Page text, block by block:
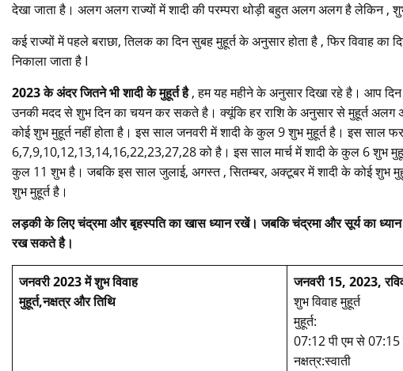
देखा जाता है। अलग अलग राज्यों में शादी की परम्परा थोड़ी बहुत अलग अलग है लेकिन ,
कई राज्यों में पहले बराछा, तिलक का दिन सुबह मुहूर्त के अनुसार होता है , फिर विवाह
निकाला जाता है I
2023 के अंदर जितने भी शादी के मुहूर्त है, हम यह महीने के अनुसार दिखा रहे है। आप
उनकी मदद से शुभ दिन का चयन कर सकते है। क्यूंकि हर राशि के अनुसार से मुहूर्त अलग
कोई शुभ मुहूर्त नहीं होता है। इस साल जनवरी में शादी के कुल 9 शुभ मुहूर्त है। इस साल
6,7,9,10,12,13,14,16,22,23,27,28 को है। इस साल मार्च में शादी के कुल 6 शुभ
कुल 11 शुभ है। जबकि इस साल जुलाई, अगस्त , सितम्बर, अक्टूबर में शादी के कोई शुभ
शुभ मुहूर्त है।
लड़की के लिए चंद्रमा और बृहस्पति का खास ध्यान रखें। जबकि चंद्रमा और सूर्य का
रख सकते है।
जनवरी 2023 में शुभ विवाह
मुहूर्त,नक्षत्र और तिथि
जनवरी 15, 2023,
शुभ विवाह मुहूर्त
मुहूर्त:
07:12 पी एम से 07:15
नक्षत्र:स्वाती